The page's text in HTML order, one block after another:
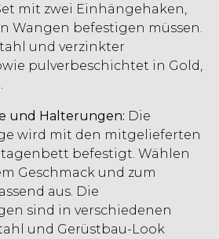
mit zwei Einhängehaken,
Wangen befestigen müssen.
und verzinkter
pulverbeschichtet in Gold,
und Halterungen: Die
wird mit den mitgelieferten
befestigt. Wählen
Geschmack und zum
aus. Die
sind in verschiedenen
und Gerüstbau-Look